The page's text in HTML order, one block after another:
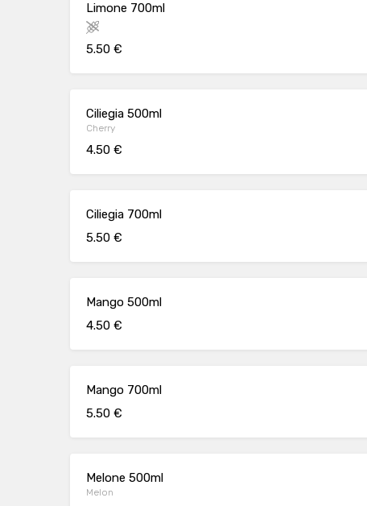
Limone 700ml
5.50 €
Ciliegia 500ml
Cherry
4.50 €
Ciliegia 700ml
5.50 €
Mango 500ml
4.50 €
Mango 700ml
5.50 €
Melone 500ml
Melon